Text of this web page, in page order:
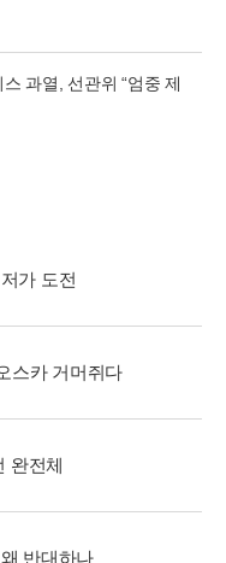
과열, 선관위 “엄중 제
가 도전
스카 거머쥐다
완전체
반대하나